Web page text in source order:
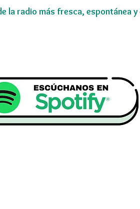
la radio más fresca, espontánea